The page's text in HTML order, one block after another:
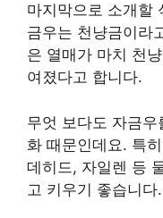
마지막으로 소개할
금우는 천냥금이라
은 열매가 마치 천
여졌다고 합니다.
무엇 보다도 자금
화 때문인데요. 특
데히드, 자일렌 등
고 키우기 좋습니다.